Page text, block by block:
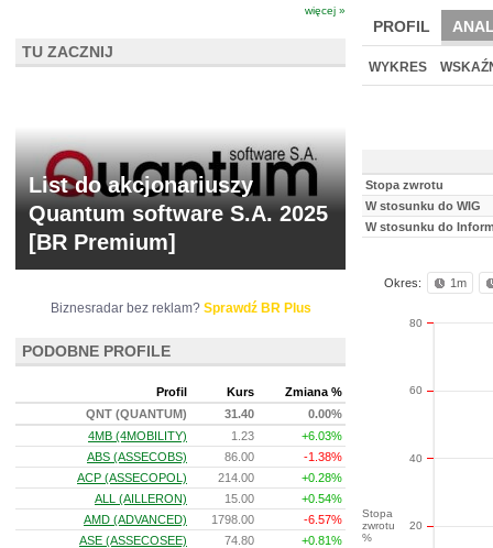
PROFIL
BR LAB
WYKRES
Stopa zwrotu
W stosunku do WIG
W stosunku do
Okres: 1m
Stopa
zwrotu
%
20
40
60
80
więcej »
TU ZACZNIJ
List do akcjonariuszy
Quantum software S.A. 2025
[BR Premium]
Biznesradar bez reklam? Sprawdź BR Plus
PODOBNE PROFILE
Profil Kurs
Zmiana %
QNT (QUANTUM)
31.40
0.00%
4MB (4MOBILITY)
1.23
+6.03%
ABS (ASSECOBS)
86.00
-1.38%
ACP (ASSECOPOL)
214.00
+0.28%
ALL (AILLERON)
15.00
+0.54%
AMD (ADVANCED)
1798.00
-6.57%
ASE (ASSECOSEE)
74.80
+0.81%